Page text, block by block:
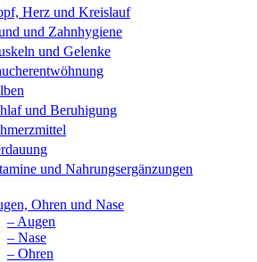
Herz und Kreislauf
und Zahnhygiene
und Gelenke
und Beruhigung
und Nahrungsergänzungen
Ohren und Nase
– Augen
– Nase
– Ohren